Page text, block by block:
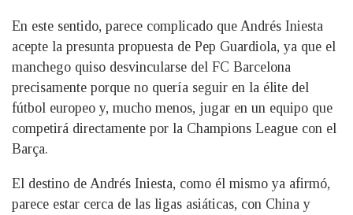
En este sentido, parece complicado que Andrés Iniesta
acepte la presunta propuesta de Pep Guardiola, ya que el
manchego quiso desvincularse del FC Barcelona
precisamente porque no quería seguir en la élite del
fútbol europeo y, mucho menos, jugar en un equipo que
competirá directamente por la Champions League con el
Barça.
El destino de Andrés Iniesta, como él mismo ya afirmó,
parece estar cerca de las ligas asiáticas, con China y